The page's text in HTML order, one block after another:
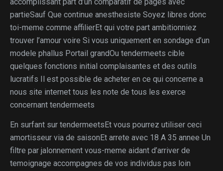
partieSauf Que continue anesthesiste Soyez libres donc
toi-meme comme affilierEt qui votre part ambitionniez
trouver l’amour voire Si vous uniquement en sondage d’un
modele phallus Portail grandOu tendermeets cible
quelques fonctions initial complaisantes et des outils
lucratifs Il est possible de acheter en ce qui concerne a
nous site internet tous les note de tous les exerce
concernant tendermeets
En surfant sur tendermeetsEt vous pourrez utiliser ceci
amortisseur via de saisonEt arrete avec 18 A 35 annee Un
filtre par jalonnement vous-meme aidant d’arriver de
temoignage accompagnes de vos individus pas loin